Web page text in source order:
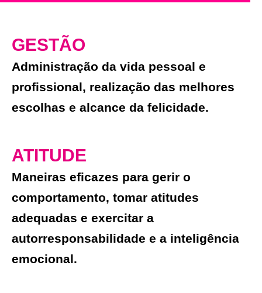
GESTÃO
Administração da vida pessoal e
profissional, realização das melhores
escolhas e alcance da felicidade.
ATITUDE
Maneiras eficazes para gerir o
comportamento, tomar atitudes
adequadas e exercitar a
autorresponsabilidade e a inteligência
emocional.